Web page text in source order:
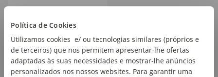
Política de Cookies
Utilizamos cookies e/ ou tecnologias similares (próprios e
de terceiros) que nos permitem apresentar-lhe ofertas
adaptadas às suas necessidades e mostrar-lhe anúncios
personalizados nos nossos websites. Para garantir uma
6,54€/kg